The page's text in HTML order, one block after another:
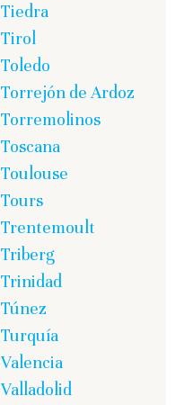
Tiedra
Tirol
Toledo
Torrejón de Ardoz
Torremolinos
Toscana
Toulouse
Tours
Trentemoult
Triberg
Trinidad
Túnez
Turquía
Valencia
Valladolid